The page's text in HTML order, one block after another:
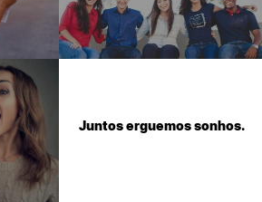
Sugestões, elogios e reclamações
de Coimbra. Todos os direitos reservados.
Juntos erguemos sonhos.